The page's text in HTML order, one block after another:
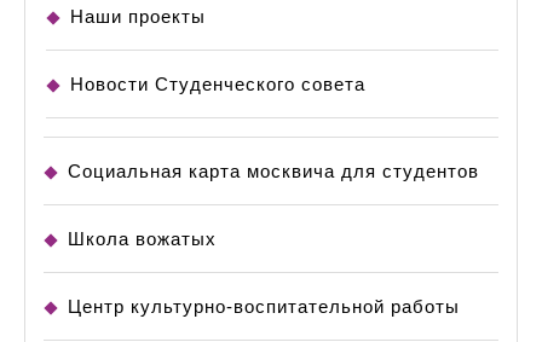
Наши проекты
Новости Студенческого совета
Социальная карта москвича для студентов
Школа вожатых
Центр культурно-воспитательной работы